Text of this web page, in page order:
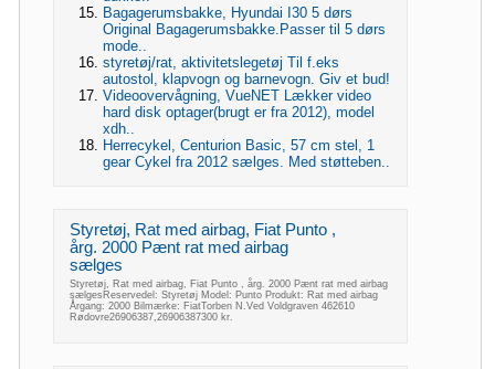
Bagagerumsbakke, Hyundai I30 5 dørs
Original Bagagerumsbakke.Passer til 5 dørs
mode..
styretøj/rat, aktivitetslegetøj Til f.eks
autostol, klapvogn og barnevogn. Giv et bud!
Videoovervågning, VueNET Lækker video
hard disk optager(brugt er fra 2012), model
xdh..
Herrecykel, Centurion Basic, 57 cm stel, 1
gear Cykel fra 2012 sælges. Med støtteben..
Styretøj, Rat med airbag, Fiat Punto ,
årg. 2000 Pænt rat med airbag
sælges
Styretøj, Rat med airbag, Fiat Punto , årg. 2000 Pænt rat med airbag
sælgesReservedel: Styretøj Model: Punto Produkt: Rat med airbag
Årgang: 2000 Bilmærke: FiatTorben N.Ved Voldgraven 462610
Rødovre26906387,26906387300 kr.